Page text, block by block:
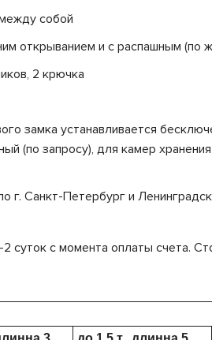
собой
открыванием и с распашным (по
2 крючка
замка устанавливается
(по запросу), для камер
г. Санкт-Петербург и
2 суток с момента оплаты счета.